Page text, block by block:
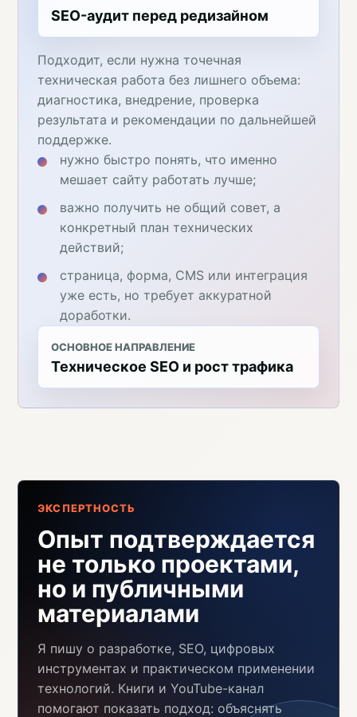
SEO-аудит перед редизайном
Подходит, если нужна точечная
техническая работа без лишнего объема:
диагностика, внедрение, проверка
результата и рекомендации по дальнейшей
поддержке.
нужно быстро понять, что именно
мешает сайту работать лучше;
важно получить не общий совет, а
конкретный план технических
действий;
страница, форма, CMS или интеграция
уже есть, но требует аккуратной
доработки.
ОСНОВНОЕ НАПРАВЛЕНИЕ
Техническое SEO и рост трафика
ЭКСПЕРТНОСТЬ
Опыт подтверждается
не только проектами,
но и публичными
материалами
Я пишу о разработке, SEO, цифровых
инструментах и практическом применении
технологий. Книги и YouTube-канал
помогают показать подход: объяснять